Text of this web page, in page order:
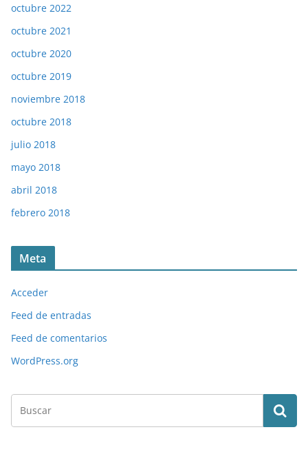
octubre 2022
octubre 2021
octubre 2020
octubre 2019
noviembre 2018
octubre 2018
julio 2018
mayo 2018
abril 2018
febrero 2018
Meta
Acceder
Feed de entradas
Feed de comentarios
WordPress.org